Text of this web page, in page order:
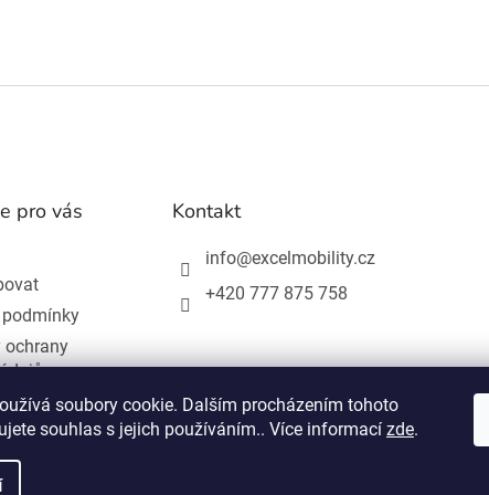
soubory cookie. Dalším procházením tohoto
souhlas s jejich používáním.. Více informací zde.
pro vás
ochrany
od smlouvy
Kontakt
info@excelmobility.cz
+420 777 875 758